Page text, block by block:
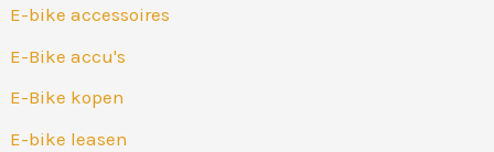
r
:
E-bike accessoires
E-Bike accu's
E-Bike kopen
E-bike leasen